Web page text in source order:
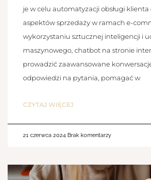
je w celu automatyzacji obsługi klienta
aspektów sprzedaży w ramach e-
wykorzystaniu sztucznej inteligencji i
maszynowego, chatbot na stronie
prowadzić zaawansowane
odpowiedzi na pytania, pomagać w
CZYTAJ WIĘCEJ
21 czerwca 2024 Brak komentarzy